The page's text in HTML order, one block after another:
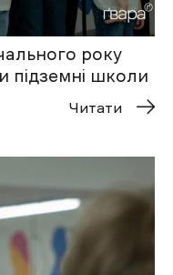
року
підземні школи
Читати